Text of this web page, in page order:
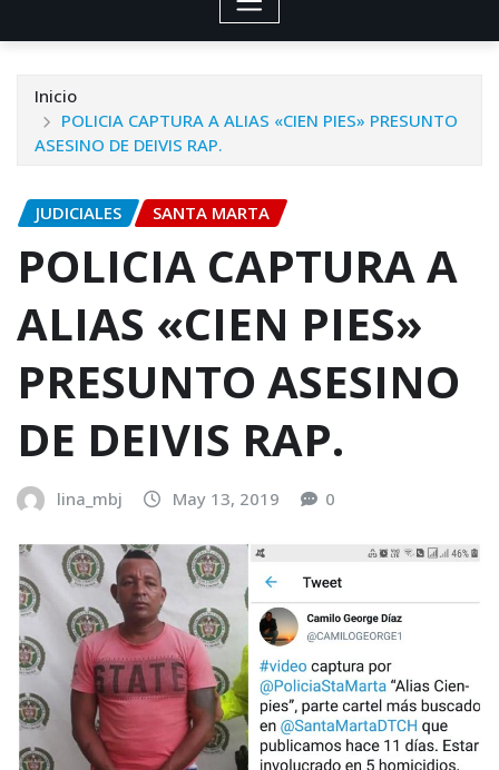
Inicio
POLICIA CAPTURA A ALIAS «CIEN PIES» PRESUNTO
ASESINO DE DEIVIS RAP.
JUDICIALES SANTA MARTA
POLICIA CAPTURA A
ALIAS «CIEN PIES»
PRESUNTO ASESINO
DE DEIVIS RAP.
lina_mbj May 13, 2019 0